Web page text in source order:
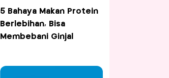
5 Bahaya Makan Protein
Berlebihan, Bisa
Membebani Ginjal